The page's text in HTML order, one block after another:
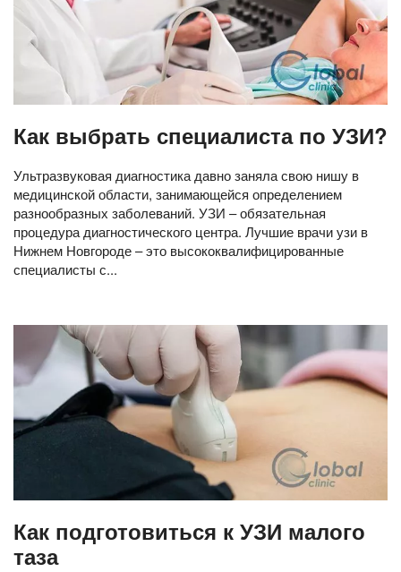
Как выбрать специалиста по УЗИ?
Ультразвуковая диагностика давно заняла свою нишу в
медицинской области, занимающейся определением
разнообразных заболеваний. УЗИ – обязательная
процедура диагностического центра. Лучшие врачи узи в
Нижнем Новгороде – это высококвалифицированные
специалисты с...
Как подготовиться к УЗИ малого
таза